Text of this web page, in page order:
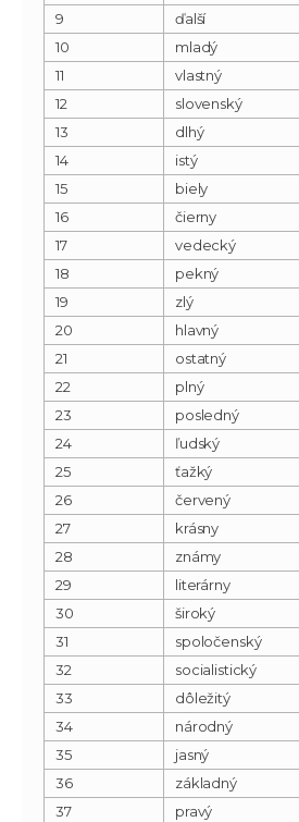
9
ďalší
10
mladý
11
vlastný
12
slovenský
13
dlhý
14
istý
15
biely
16
čierny
17
vedecký
18
pekný
19
zlý
20
hlavný
21
ostatný
22
plný
23
posledný
24
ľudský
25
ťažký
26
červený
27
krásny
28
známy
29
literárny
30
široký
31
spoločenský
32
socialistický
33
dôležitý
34
národný
35
jasný
36
základný
37
pravý